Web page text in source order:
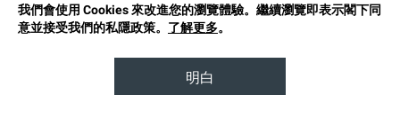
我們會使用 Cookies 來改進您的瀏覽體驗。繼續瀏覽即表示閣下同
意並接受我們的私隱政策。 了解更多。
明白